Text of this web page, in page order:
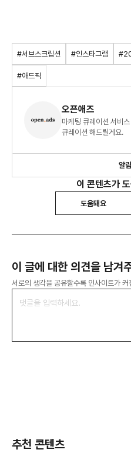
#서브스크립션 #인스타그램
#애드픽
오픈애즈
마케팅 큐레이션 서비
큐레이션 해드릴게요.
알
이 콘텐츠가
도움돼요
이 글에 대한 의견을 남겨
서로의 생각을 공유할수록 인사이트가 커
추천 콘텐츠